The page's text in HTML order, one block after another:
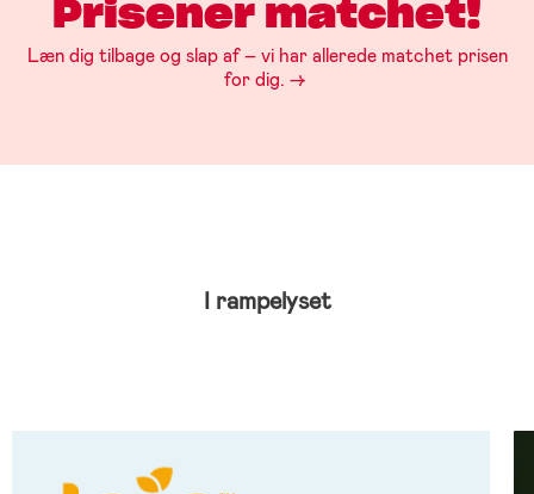
Prisener matchet!
Læn dig tilbage og slap af – vi har allerede matchet prisen
for dig. ->
I rampelyset